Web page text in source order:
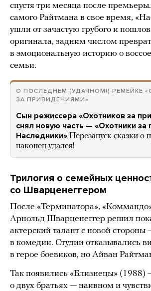
спустя три месяца после
самого Райтмана в свое время,
ушли от зачастую грубого и
оригинала, задним числом
в эмоциональную историю о
семьи.
О ПОСЛЕДНЕМ (УДАЧНОМ!) РЕМЕЙКЕ
ЗА ПРИВИДЕНИЯМИ»
Сын режиссера «Охотников за
снял новую часть — «Охотники за
Наследники» Перезапуск сказки о
наконец удался!
Трилогия о семейных
со Шварценеггером
После «Терминатора»,
Арнольд Шварценеггер решил
актерский талант с новой стороны
в комедии. Студии отказывались
в герое боевиков, но Айван
Так появились «Близнецы» (1988)
о двух братьях — наивном и